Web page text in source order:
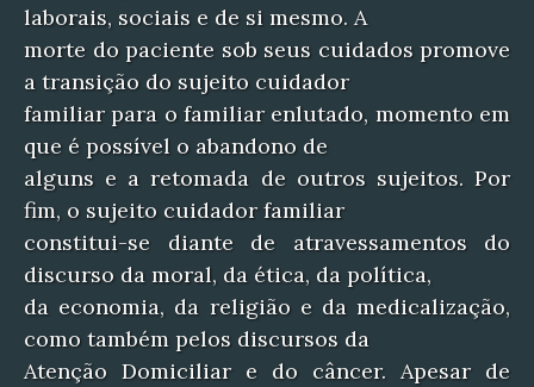
laborais, sociais e de si mesmo. A
morte do paciente sob seus cuidados promove
a transição do sujeito cuidador
familiar para o familiar enlutado, momento em
que é possível o abandono de
alguns e a retomada de outros sujeitos. Por
fim, o sujeito cuidador familiar
constitui-se diante de atravessamentos do
discurso da moral, da ética, da política,
da economia, da religião e da medicalização,
como também pelos discursos da
Atenção Domiciliar e do câncer. Apesar de